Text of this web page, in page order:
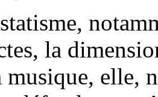
la
elle,